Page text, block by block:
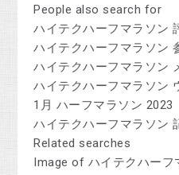
People also search for
ハイテクハーフマラソン
ハイテクハーフマラソン
ハイテクハーフマラソン
ハイテクハーフマラソン
1月 ハーフマラソン 2023
ハイテクハーフマラソン
Related searches
Image of ハイテクハーフ